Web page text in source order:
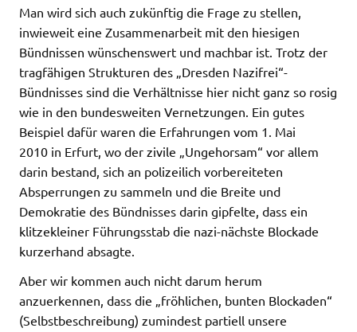
Man wird sich auch zukünftig die Frage zu stellen,
inwieweit eine Zusammenarbeit mit den hiesigen
Bündnissen wünschenswert und machbar ist. Trotz der
tragfähigen Strukturen des „Dresden Nazifrei“-
Bündnisses sind die Verhältnisse hier nicht ganz so rosig
wie in den bundesweiten Vernetzungen. Ein gutes
Beispiel dafür waren die Erfahrungen vom 1. Mai
2010 in Erfurt, wo der zivile „Ungehorsam“ vor allem
darin bestand, sich an polizeilich vorbereiteten
Absperrungen zu sammeln und die Breite und
Demokratie des Bündnisses darin gipfelte, dass ein
klitzekleiner Führungsstab die nazi-nächste Blockade
kurzerhand absagte.
Aber wir kommen auch nicht darum herum
anzuerkennen, dass die „fröhlichen, bunten Blockaden“
(Selbstbeschreibung) zumindest partiell unsere